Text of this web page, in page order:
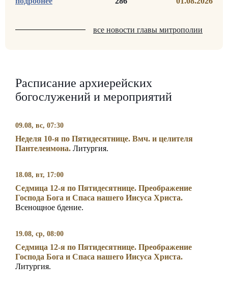
все новости главы митрополии
Расписание архиерейских
богослужений и мероприятий
09.08, вс, 07:30
Неделя 10-я по Пятидесятнице. Вмч. и целителя
Пантелеимона. Литургия.
18.08, вт, 17:00
Седмица 12-я по Пятидесятнице. Преображение
Господа Бога и Спаса нашего Иисуса Христа.
Всенощное бдение.
19.08, ср, 08:00
Седмица 12-я по Пятидесятнице. Преображение
Господа Бога и Спаса нашего Иисуса Христа.
Литургия.